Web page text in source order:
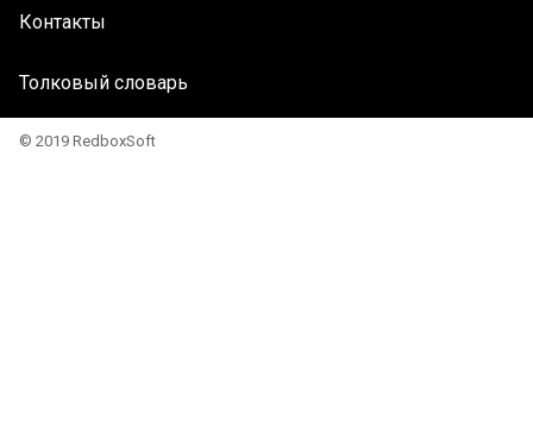
Контакты
Толковый словарь
© 2019 RedboxSoft